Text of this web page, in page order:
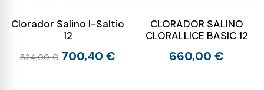
Clorador Salino I-Saltio
12
824,00 € 700,40 €
CLORADOR SALINO
CLORALLICE BASIC 12
660,00 €